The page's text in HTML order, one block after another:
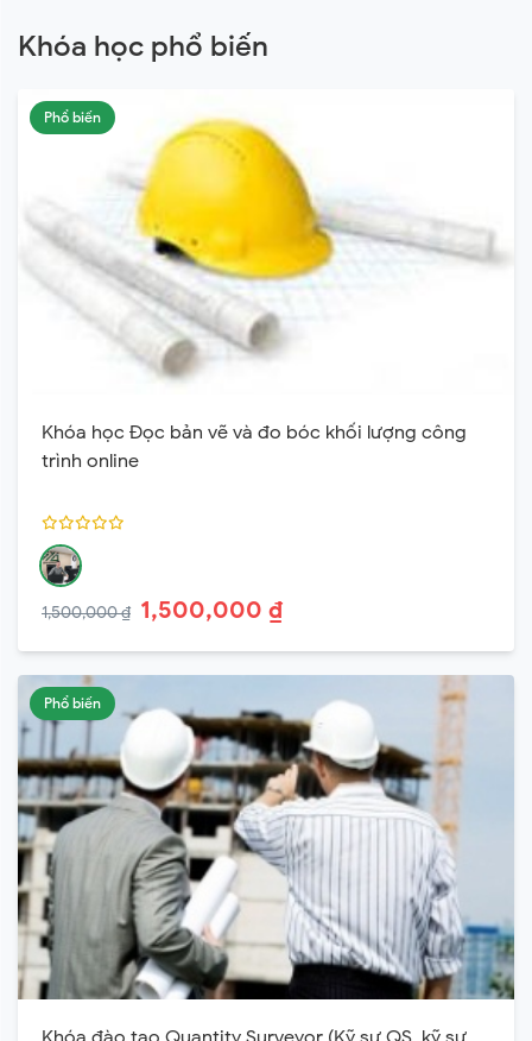
Khóa học phổ biến
Phổ biến
Khóa học Đọc bản vẽ và đo bóc khối lượng công
trình online
1,500,000 ₫ 1,500,000 ₫
Phổ biến